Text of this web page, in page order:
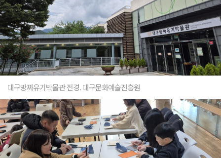
대구방짜유기박물관 전경. 대구문화예술진흥원